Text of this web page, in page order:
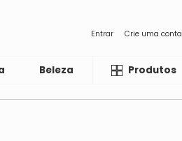
Entrar Crie uma conta
Beleza LiquidaProdutos